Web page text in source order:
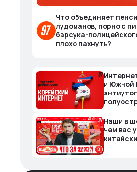
Что объединяет
лудоманов, порно с
барсука-
плохо пахнуть?
и Южной
Наши в
чем вас